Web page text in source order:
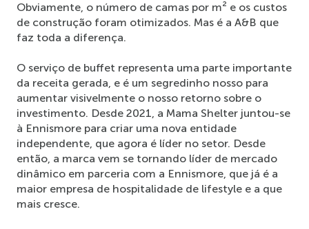
Obviamente, o número de camas por m² e os custos
de construção foram otimizados. Mas é a A&B que
faz toda a diferença.
O serviço de buffet representa uma parte importante
da receita gerada, e é um segredinho nosso para
aumentar visivelmente o nosso retorno sobre o
investimento. Desde 2021, a Mama Shelter juntou-se
à Ennismore para criar uma nova entidade
independente, que agora é líder no setor. Desde
então, a marca vem se tornando líder de mercado
dinâmico em parceria com a Ennismore, que já é a
maior empresa de hospitalidade de lifestyle e a que
mais cresce.